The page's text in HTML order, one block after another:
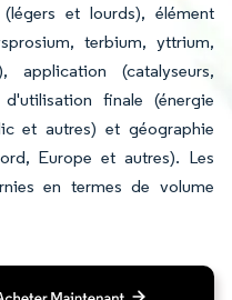
et lourds), élément
terbium, yttrium,
application (catalyseurs,
finale (énergie
et autres) et géographie
Europe et autres). Les
en termes de volume